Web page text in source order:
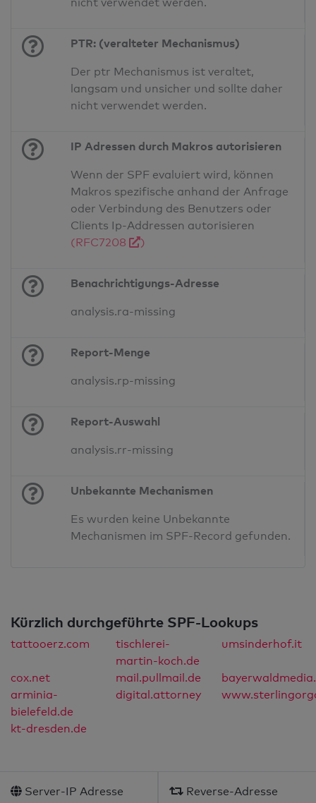
nicht verwendet werden.
PTR: (veralteter Mechanismus)
Der ptr Mechanismus ist veraltet,
langsam und unsicher und sollte daher
nicht verwendet werden.
IP Adressen durch Makros autorisieren
Wenn der SPF evaluiert wird, können
Makros spezifische anhand der Anfrage
oder Verbindung des Benutzers oder
Clients Ip-Addressen autorisieren
(RFC7208
)
Benachrichtigungs-Adresse
analysis.ra-missing
Report-Menge
analysis.rp-missing
Report-Auswahl
analysis.rr-missing
Unbekannte Mechanismen
Es wurden keine Unbekannte
Mechanismen im SPF-Record gefunden.
Kürzlich durchgeführte SPF-Lookups
tattooerz.com
tischlerei-
martin-koch.de
umsinderhof.it
cox.net mail.pullmail.de
arminia-
bielefeld.de
digital.attorney
kt-dresden.de
Server-IP Adresse Reverse-Adresse